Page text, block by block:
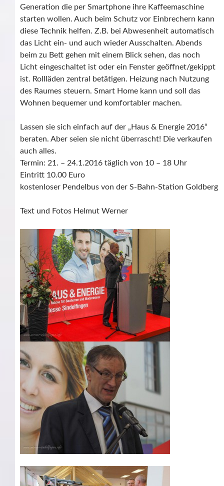
Generation die per Smartphone ihre Kaffeemaschine
starten wollen. Auch beim Schutz vor Einbrechern kann
diese Technik helfen. Z.B. bei Abwesenheit automatisch
das Licht ein- und auch wieder Ausschalten. Abends
beim zu Bett gehen mit einem Blick sehen, das noch
Licht eingeschaltet ist oder ein Fenster geöffnet/gekippt
ist. Rollläden zentral betätigen. Heizung nach Nutzung
des Raumes steuern. Smart Home kann und soll das
Wohnen bequemer und komfortabler machen.
Lassen sie sich einfach auf der „Haus & Energie 2016“
beraten. Aber seien sie nicht überrascht! Die verkaufen
auch alles.
Termin: 21. – 24.1.2016 täglich von 10 – 18 Uhr
Eintritt 10.00 Euro
kostenloser Pendelbus von der S-Bahn-Station Goldberg
Text und Fotos Helmut Werner